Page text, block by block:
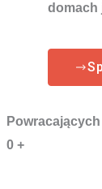
domach
0 +